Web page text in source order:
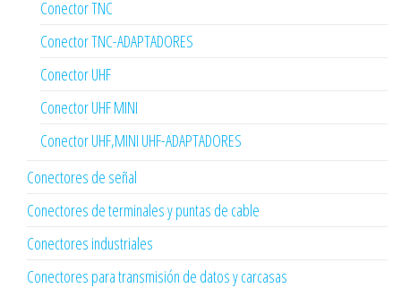
Conector TNC
Conector TNC-ADAPTADORES
Conector UHF
Conector UHF MINI
Conector UHF,MINI UHF-ADAPTADORES
Conectores de señal
Conectores de terminales y puntas de cable
Conectores industriales
Conectores para transmisión de datos y carcasas